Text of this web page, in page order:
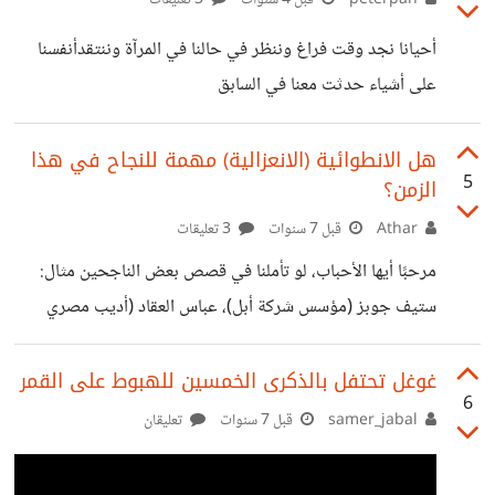
يتصرفون هكذا؟ لمَ لا يفرق معهم هذا الفعل صحيح ام
أحيانا نجد وقت فراغ وننظر في حالنا في المرآة وننتقدأنفسنا
على أشياء حدثت معنا في السابق
5
هل الانطوائية (الانعزالية) مهمة للنجاح في هذا
الزمن؟
قبل 7 سنوات
مرحبًا أيها الأحباب، لو تأملنا في قصص بعض الناجحين مثال:
ستيف جوبز (مؤسس شركة أبل)، عباس العقاد (أديب مصري
شهير)، بيل قيتس (مؤسس مايكرسوفت)، مارك زوكربيرغ
(مؤسس فيس بوك) وفيه أمثلة كثيرة لا اود ذكرها لطول الكلام.
نجد ان الإنعزالية عن المجتمع سببت لهم نجاح باهر، فضحوا
بالاجتماعات وجلسات الأصدقاء مقابل تفرغهم للعمل وبناء ذاتهم.
6
غوغل تحتفل بالذكرى الخمسين للهبوط على القمر
قبل 7 سنوات تعليقان